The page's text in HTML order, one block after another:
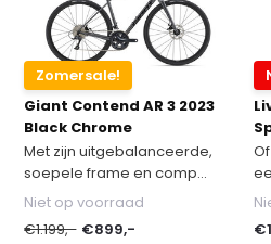
Zomersale!
Giant Contend AR 3 2023
Black Chrome
Met zijn uitgebalanceerde,
soepele frame en comp...
Niet op voorraad
€1.199,- €899,-